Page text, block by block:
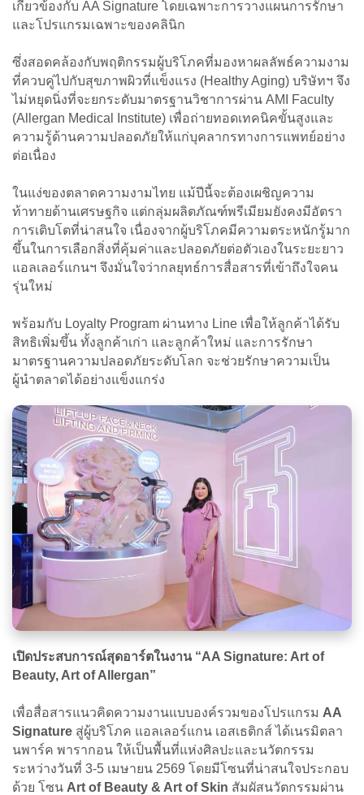
เกี่ยวข้องกับ AA Signature โดยเฉพาะการวางแผนการรักษา
และโปรแกรมเฉพาะของคลินิก
ซึ่งสอดคล้องกับพฤติกรรมผู้บริโภคที่มองหาผลลัพธ์ความงาม
ที่ควบคู่ไปกับสุขภาพผิวที่แข็งแรง (Healthy Aging) บริษัทฯ จึง
ไม่หยุดนิ่งที่จะยกระดับมาตรฐานวิชาการผ่าน AMI Faculty
(Allergan Medical Institute) เพื่อถ่ายทอดเทคนิคขั้นสูงและ
ความรู้ด้านความปลอดภัยให้แก่บุคลากรทางการแพทย์อย่าง
ต่อเนื่อง
ในแง่ของตลาดความงามไทย แม้ปีนี้จะต้องเผชิญความ
ท้าทายด้านเศรษฐกิจ แต่กลุ่มผลิตภัณฑ์พรีเมียมยังคงมีอัตรา
การเติบโตที่น่าสนใจ เนื่องจากผู้บริโภคมีความตระหนักรู้มาก
ขึ้นในการเลือกสิ่งที่คุ้มค่าและปลอดภัยต่อตัวเองในระยะยาว
แอลเลอร์แกนฯ จึงมั่นใจว่ากลยุทธ์การสื่อสารที่เข้าถึงใจคน
รุ่นใหม่
พร้อมกับ Loyalty Program ผ่านทาง Line เพื่อให้ลูกค้าได้รับ
สิทธิเพิ่มขึ้น ทั้งลูกค้าเก่า และลูกค้าใหม่ และการรักษา
มาตรฐานความปลอดภัยระดับโลก จะช่วยรักษาความเป็น
ผู้นำตลาดได้อย่างแข็งแกร่ง
เปิดประสบการณ์สุดอาร์ตในงาน “AA Signature: Art of
Beauty, Art of Allergan”
เพื่อสื่อสารแนวคิดความงานแบบองค์รวมของโปรแกรม AA
Signature สู่ผู้บริโภค แอลเลอร์แกน เอสเธติกส์ ได้เนรมิตลา
นพาร์ค พารากอน ให้เป็นพื้นที่แห่งศิลปะและนวัตกรรม
ระหว่างวันที่ 3-5 เมษายน 2569 โดยมีโซนที่น่าสนใจประกอบ
ด้วย โซน Art of Beauty & Art of Skin สัมผัสนวัตกรรมผ่าน